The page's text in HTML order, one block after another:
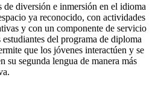
de diversión e inmersión en el idioma
ya reconocido, con actividades
y con un componente de servicio
estudiantes del programa de diploma
que los jóvenes interactúen y se
su segunda lengua de manera más